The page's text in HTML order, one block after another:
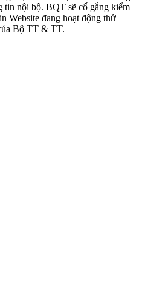
tin nội bộ. BQT sẽ cố gắng kiểm
Website đang hoạt động thử
Bộ TT & TT.